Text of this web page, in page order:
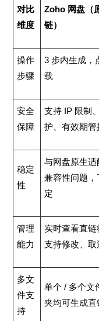
对比
维度
Zoho 网盘（
链）
操作
步骤
3 步内生成，
载
安全
保障
支持 IP 限制
护、有效期管
稳定
性
与网盘原生适
兼容性问题，
定
管理
能力
实时查看直链
支持修改、取
多文
件支
持
单个 / 多个文
夹均可生成直